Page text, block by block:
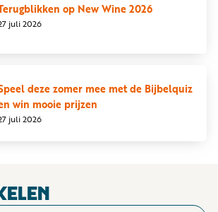
juli 2026
op New Wine 2026
juli 2026
deze zomer mee met de Bijbelquiz
win mooie prijzen